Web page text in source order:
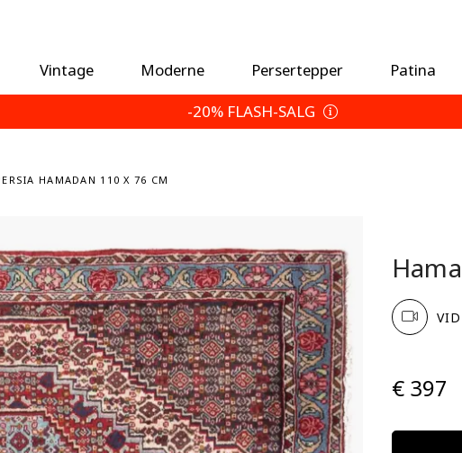
Vintage Moderne Persertepper Patina
-20% FLASH-SALG
HAMADAN 110 X 76 CM
€ 397